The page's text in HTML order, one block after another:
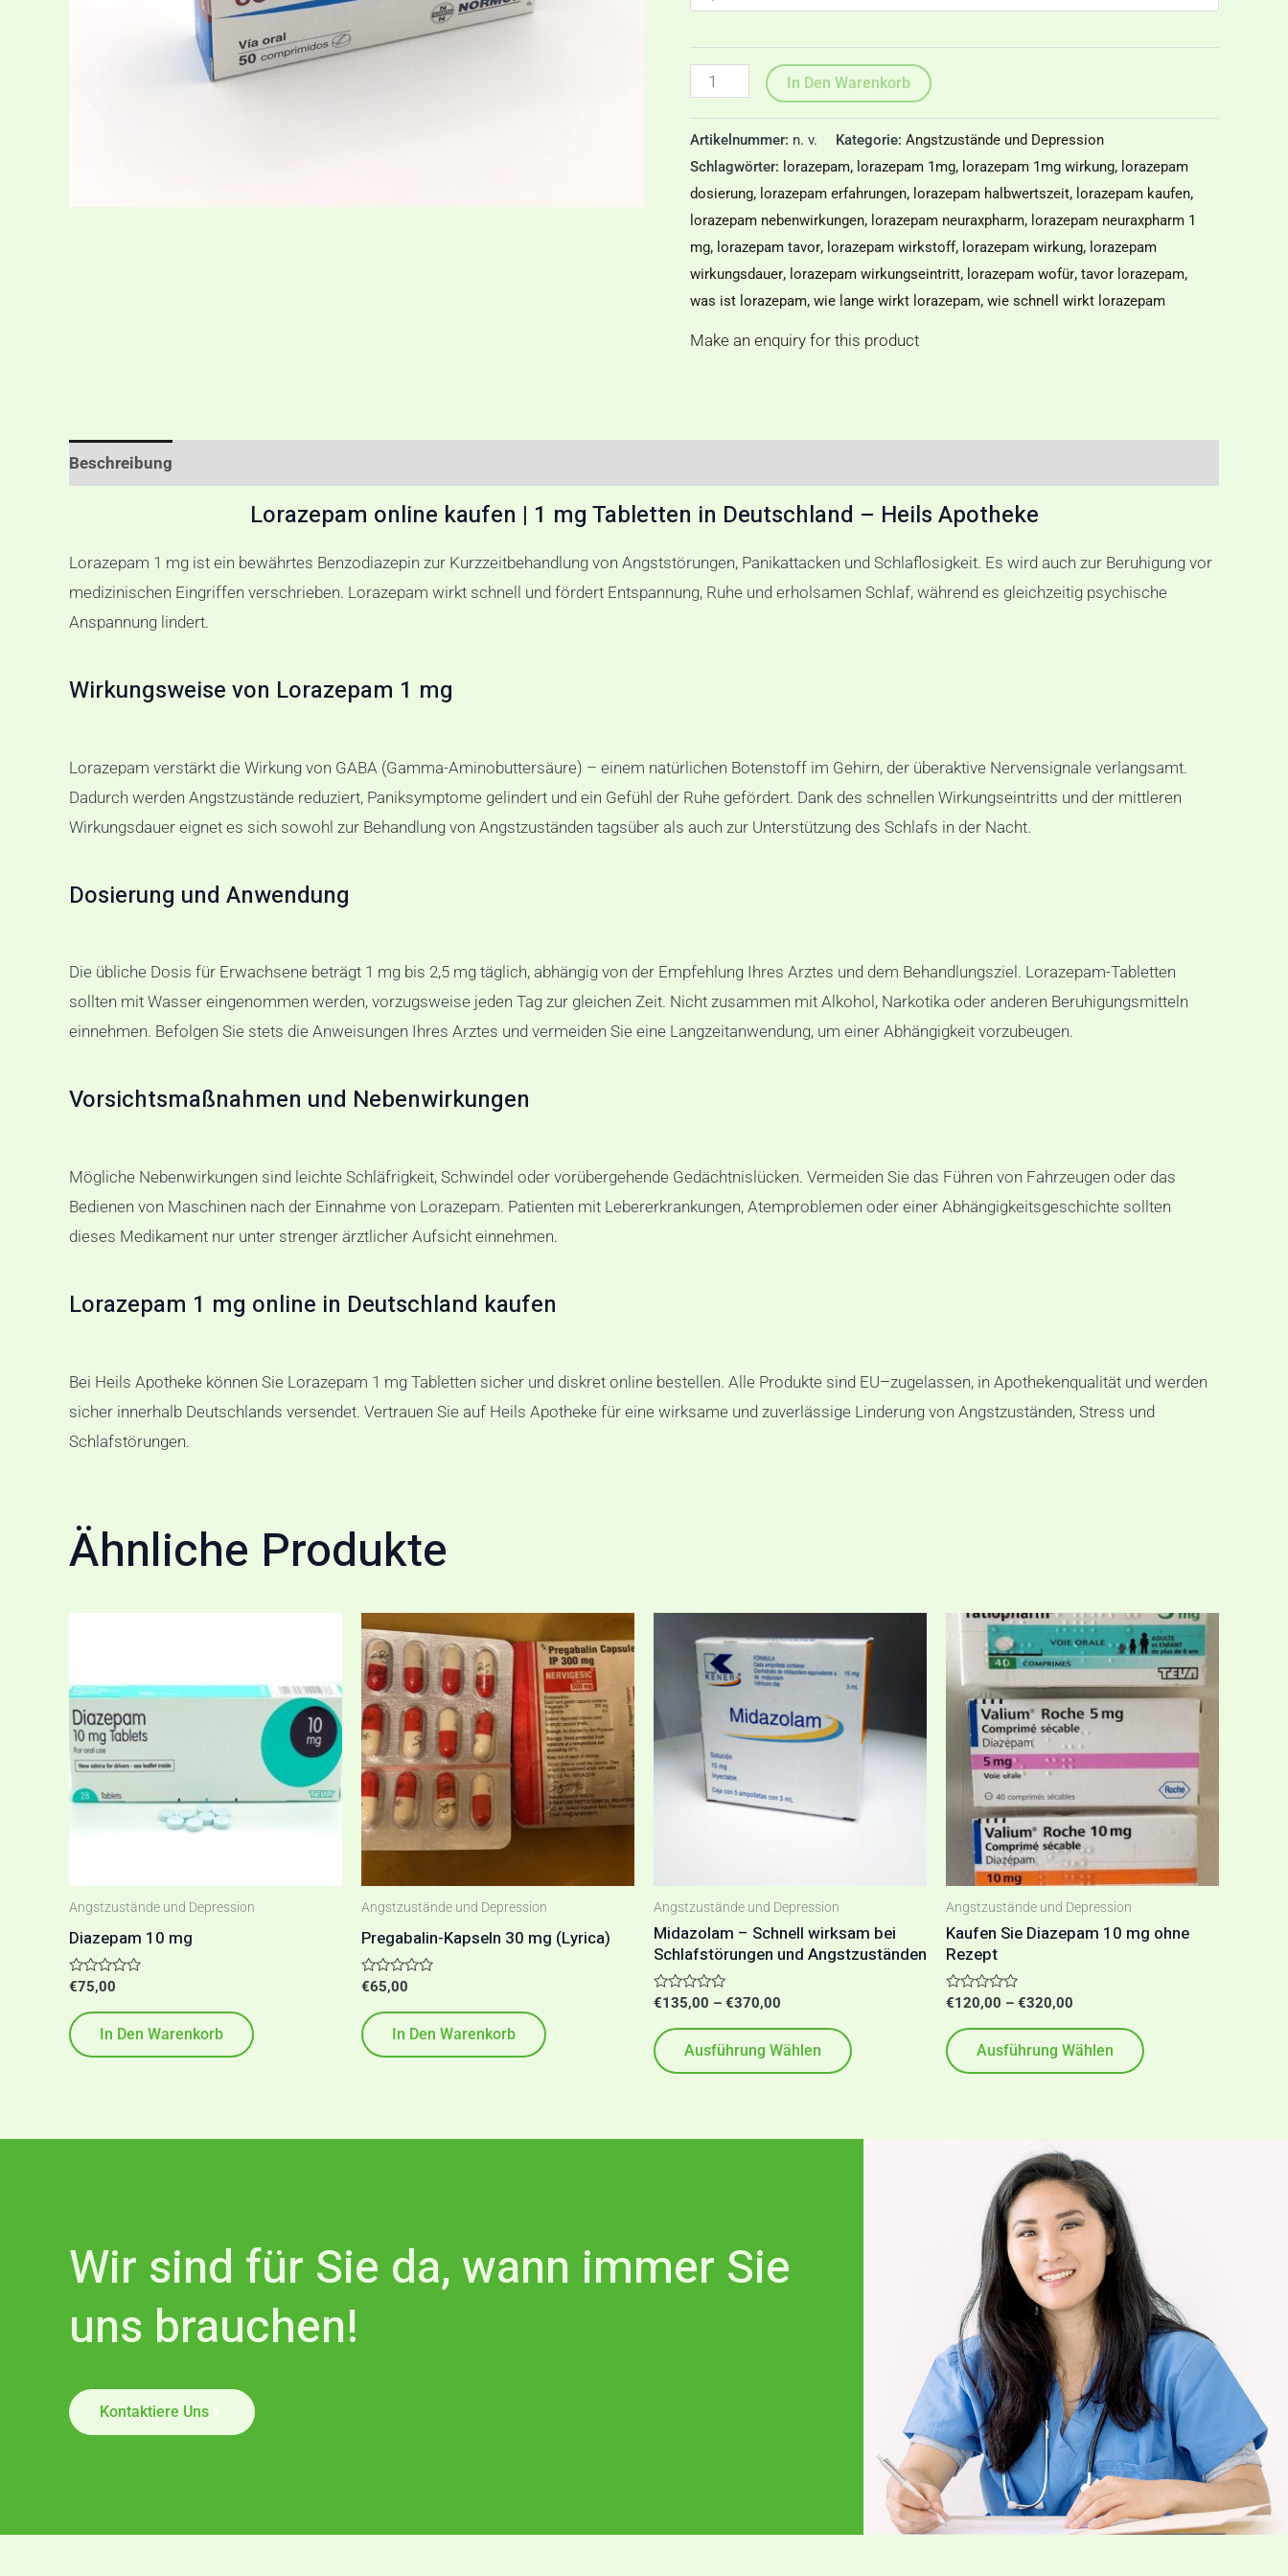
In Den Warenkorb
Artikelnummer: n. v. Kategorie: Angstzustände und Depression
Schlagwörter: lorazepam, lorazepam 1mg, lorazepam 1mg wirkung, lorazepam
dosierung, lorazepam erfahrungen, lorazepam halbwertszeit, lorazepam kaufen,
lorazepam nebenwirkungen, lorazepam neuraxpharm, lorazepam neuraxpharm 1
mg, lorazepam tavor, lorazepam wirkstoff, lorazepam wirkung, lorazepam
wirkungsdauer, lorazepam wirkungseintritt, lorazepam wofür, tavor lorazepam,
was ist lorazepam, wie lange wirkt lorazepam, wie schnell wirkt lorazepam
Make an enquiry for this product
Beschreibung
Lorazepam online kaufen | 1 mg Tabletten in Deutschland – Heils Apotheke
Lorazepam 1 mg ist ein bewährtes Benzodiazepin zur Kurzzeitbehandlung von Angststörungen, Panikattacken und Schlaflosigkeit. Es wird auch zur Beruhigung vor
medizinischen Eingriffen verschrieben. Lorazepam wirkt schnell und fördert Entspannung, Ruhe und erholsamen Schlaf, während es gleichzeitig psychische
Anspannung lindert.
Wirkungsweise von Lorazepam 1 mg
Lorazepam verstärkt die Wirkung von GABA (Gamma-Aminobuttersäure) – einem natürlichen Botenstoff im Gehirn, der überaktive Nervensignale verlangsamt.
Dadurch werden Angstzustände reduziert, Paniksymptome gelindert und ein Gefühl der Ruhe gefördert. Dank des schnellen Wirkungseintritts und der mittleren
Wirkungsdauer eignet es sich sowohl zur Behandlung von Angstzuständen tagsüber als auch zur Unterstützung des Schlafs in der Nacht.
Dosierung und Anwendung
Die übliche Dosis für Erwachsene beträgt 1 mg bis 2,5 mg täglich, abhängig von der Empfehlung Ihres Arztes und dem Behandlungsziel. Lorazepam-Tabletten
sollten mit Wasser eingenommen werden, vorzugsweise jeden Tag zur gleichen Zeit. Nicht zusammen mit Alkohol , Narkotika oder anderen Beruhigungsmitteln
einnehmen. Befolgen Sie stets die Anweisungen Ihres Arztes und vermeiden Sie eine Langzeitanwendung, um einer Abhängigkeit vorzubeugen.
Vorsichtsmaßnahmen und Nebenwirkungen
Mögliche Nebenwirkungen sind leichte Schläfrigkeit, Schwindel oder vorübergehende Gedächtnislücken. Vermeiden Sie das Führen von Fahrzeugen oder das
Bedienen von Maschinen nach der Einnahme von Lorazepam. Patienten mit Lebererkrankungen, Atemproblemen oder einer Abhängigkeitsgeschichte sollten
dieses Medikament nur unter strenger ärztlicher Aufsicht einnehmen.
Lorazepam 1 mg online in Deutschland kaufen
Bei Heils Apotheke können Sie Lorazepam 1 mg Tabletten sicher und diskret online bestellen. Alle Produkte sind EU–zugelassen, in Apothekenqualität und werden
sicher innerhalb Deutschlands versendet. Vertrauen Sie auf Heils Apotheke für eine wirksame und zuverlässige Linderung von Angstzuständen, Stress und
Schlafstörungen.
Ähnliche Produkte
Angstzustände und Depression
Diazepam 10 mg
Bewertet
von
5
€75,00
In Den Warenkorb
Angstzustände und Depression
Pregabalin-Kapseln 30 mg (Lyrica)
Bewertet
von
5
€65,00
In Den Warenkorb
Angstzustände und Depression
Midazolam – Schnell wirksam bei
Schlafstörungen und Angstzuständen
Bewertet
von
5
€135,00 – €370,00
€135,00
€370,00
Ausführung Wählen
Produkt
weist
mehrere
Varianten
Produktseite
Angstzustände und Depression
Kaufen Sie Diazepam 10 mg ohne
Rezept
Bewertet
von
5
€120,00 – €320,00
Preisspanne:
€120,00
bis
€320,00
Ausführung Wählen
Dieses
Produkt
weist
mehrere
auf.
Die
können
der
Wir sind für Sie da, wann immer Sie
uns brauchen!
Kontaktiere Uns